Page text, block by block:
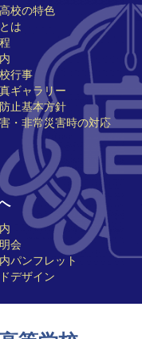
校の特色
は
行事
ギャラリー
止基本方針
・非常災害時の対応
会
パンフレット
デザイン